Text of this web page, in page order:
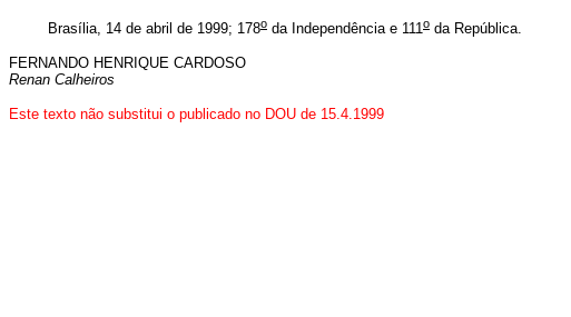
Brasília, 14 de abril de 1999; 178o da Independência e 111 o da República.
FERNANDO HENRIQUE CARDOSO
Renan Calheiros
Este texto não substitui o publicado no DOU de 15.4.1999